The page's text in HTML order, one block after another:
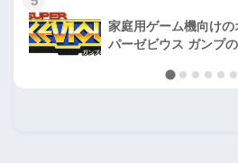
家庭用ゲーム機向け
パーゼビウス ガンプの